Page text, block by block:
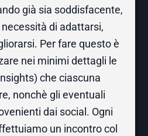
già sia soddisfacente,
di adattarsi,
Per fare questo è
nei minimi dettagli le
che ciascuna
nonchè gli eventuali
dai social. Ogni
un incontro col